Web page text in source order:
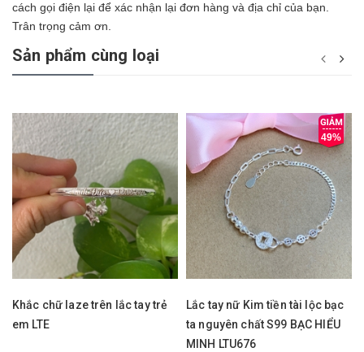
cách gọi điện lại để xác nhận lại đơn hàng và địa chỉ của bạn.
Trân trọng cảm ơn.
Sản phẩm cùng loại
Khắc chữ laze trên lắc tay trẻ
em LTE
49%
Lắc tay nữ Kim tiền tài lộc bạc
ta nguyên chất S99 BẠC HIỂU
MINH LTU676